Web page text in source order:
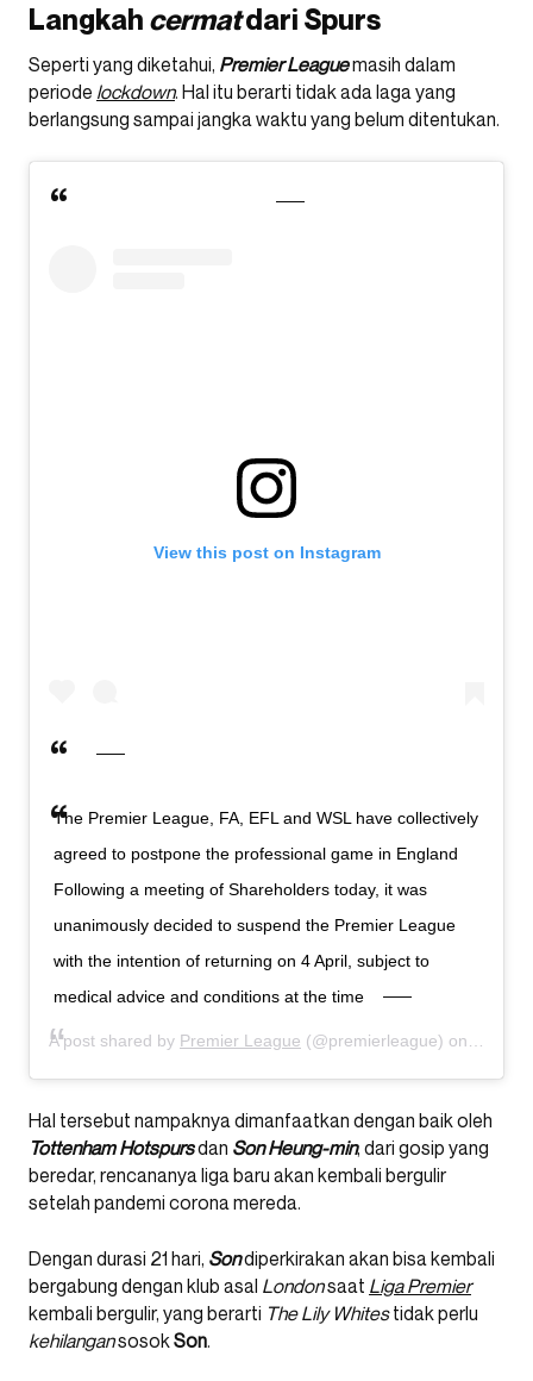
Langkah cermatdari Spurs
Seperti yang diketahui, Premier Leaguemasih dalam
periode lockdown. Hal itu berarti tidak ada laga yang
berlangsung sampai jangka waktu yang belum ditentukan.
View this post on Instagram
The Premier League, FA, EFL and WSL have collectively
agreed to postpone the professional game in England
Following a meeting of Shareholders today, it was
unanimously decided to suspend the Premier League
with the intention of returning on 4 April, subject to
medical advice and conditions at the time
A post shared by Premier League (@premierleague) on
Hal tersebut nampaknya dimanfaatkan dengan baik oleh
Tottenham Hotspursdan Son Heung-min, dari gosip yang
beredar, rencananya liga baru akan kembali bergulir
setelah pandemi corona mereda.
Dengan durasi 21 hari, Sondiperkirakan akan bisa kembali
bergabung dengan klub asal Londonsaat Liga Premier
kembali bergulir, yang berarti The Lily Whitestidak perlu
kehilangansosok Son.